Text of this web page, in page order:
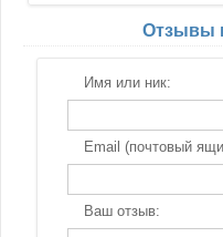
Отзывы
Имя или ник:
Email (почтовый
Ваш отзыв: